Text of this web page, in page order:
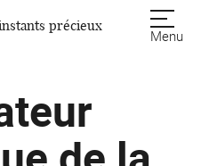
précieux
Menu